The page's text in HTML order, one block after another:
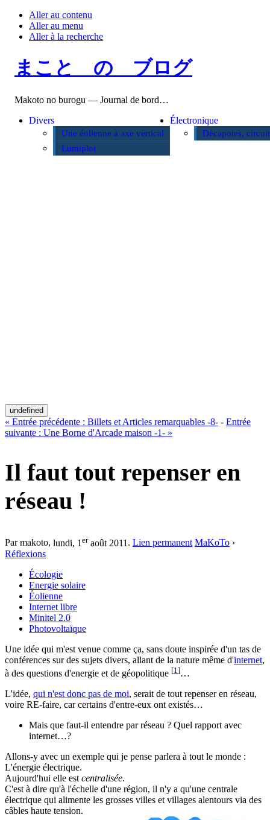
Aller au contenu
Aller au menu
Aller à la recherche
まこと の ブログ
Makoto no burogu — Journal de bord…
Divers
Une éolienne à axe vertical
Lumiplot
Électronique
Décapotes,
undefined
« Entrée précédente : Billets et Articles remarquables -8- - Entrée
suivante : Une Borne d'Arcade maison -1- »
Il faut tout repenser en
réseau !
Par makoto, lundi, 1 eraoût 2011 . Lien permanent MaKoTo ›
Réflexions
Écologie
Energie solaire
Éolienne
Internet libre
Minitel 2.0
Photovoltaïque
Une idée qui m'est venue comme ça, sans doute inspirée d'un tas de
conférences sur des sujets divers, allant de la nature même d'internet,
à des questions d'energie et de géopolitique [1 ]…
L'idée, qui n'est donc pas de moi, serait de tout repenser en réseau,
voire RE-faire, car certains d'entre-eux ont existés…
Mais que faut-il entendre par réseau ? Quel rapport avec
internet…?
Allons-y avec un exemple qui je pense parlera à tout le monde :
L'énergie électrique.
Aujourd'hui elle est centralisée.
C'est à dire qu'à l'échelle d'une région, il n'y a qu'une centrale
électrique qui alimente les grosses villes et villages alentours via des
câbles haute tension.